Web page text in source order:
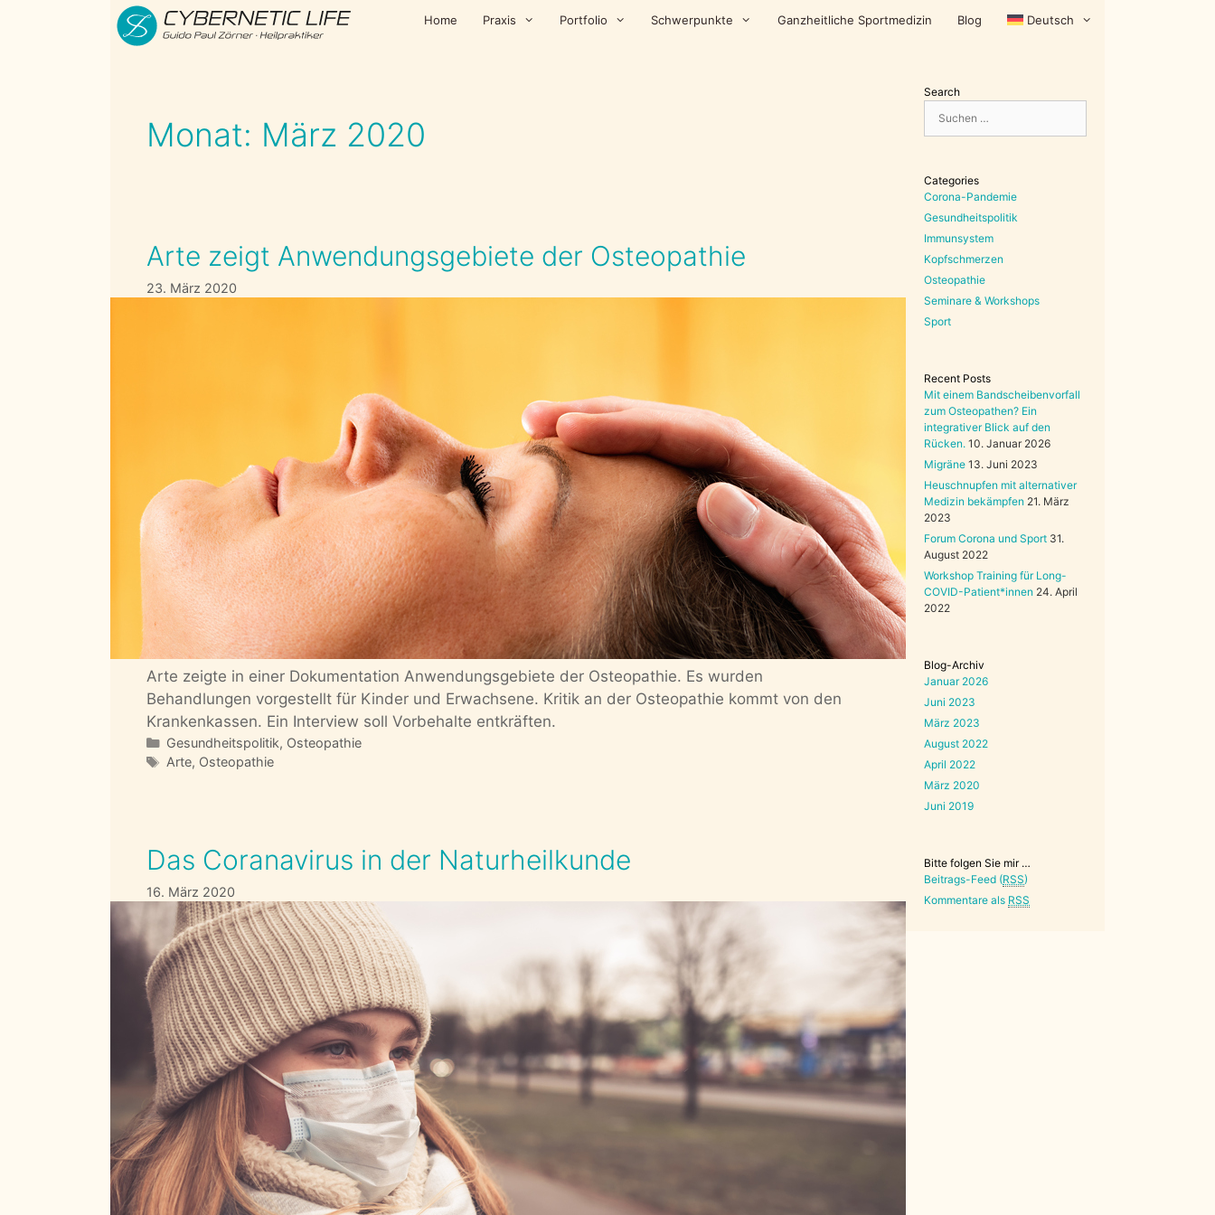
Home Praxis Portfolio Schwerpunkte Ganzheitliche Sportmedizin Blog Deutsch
Monat: März 2020
Arte zeigt Anwendungs­gebiete der Osteopathie
23. März 2020
Arte zeigte in einer Dokumentation Anwendungsgebiete der Osteopathie. Es wurden
Behandlungen vorgestellt für Kinder und Erwachsene. Kritik an der Osteopathie kommt von den
Krankenkassen. Ein Interview soll Vorbehalte entkräften.
Kategorien
Gesundheitspolitik, Osteopathie
Schlagwörter
Arte, Osteopathie
Das Coranavirus in der Naturheilkunde
16. März 2020
Search
nach:
Categories
Corona-Pandemie
Gesundheitspolitik
Immunsystem
Kopfschmerzen
Osteopathie
Seminare & Workshops
Sport
Recent Posts
Mit einem Bandscheibenvorfall
zum Osteopathen? Ein
integrativer Blick auf den
Rücken. 10. Januar 2026
Migräne 13. Juni 2023
Heuschnupfen mit alternativer
Medizin bekämpfen 21. März
2023
Forum Corona und Sport 31.
August 2022
Workshop Training für Long-
COVID-Patient*innen 24. April
2022
Blog-Archiv
Januar 2026
Juni 2023
März 2023
August 2022
April 2022
März 2020
Juni 2019
Bitte folgen Sie mir …
Beitrags-Feed (RSS)
Kommentare als RSS